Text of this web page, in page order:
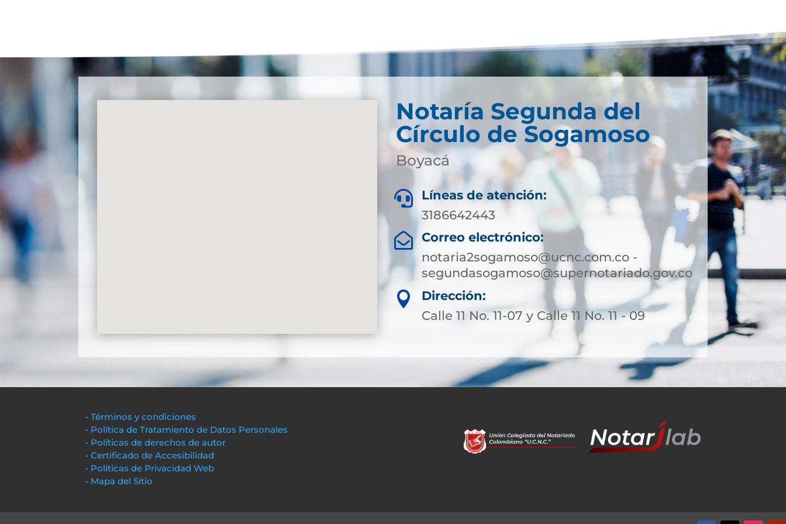
Notaría Segunda del
Círculo de Sogamoso
Boyacá

Líneas de atención:
3186642443

Correo electrónico:
notaria2sogamoso@ucnc.com.co -
segundasogamoso@supernotariado.gov.co

Dirección:
Calle 11 No. 11-07 y Calle 11 No. 11 - 09
• Términos y condiciones
• Política de Tratamiento de Datos Personales
• Políticas de derechos de autor
• Certificado de Accesibilidad
• Políticas de Privacidad Web
• Mapa del Sitio